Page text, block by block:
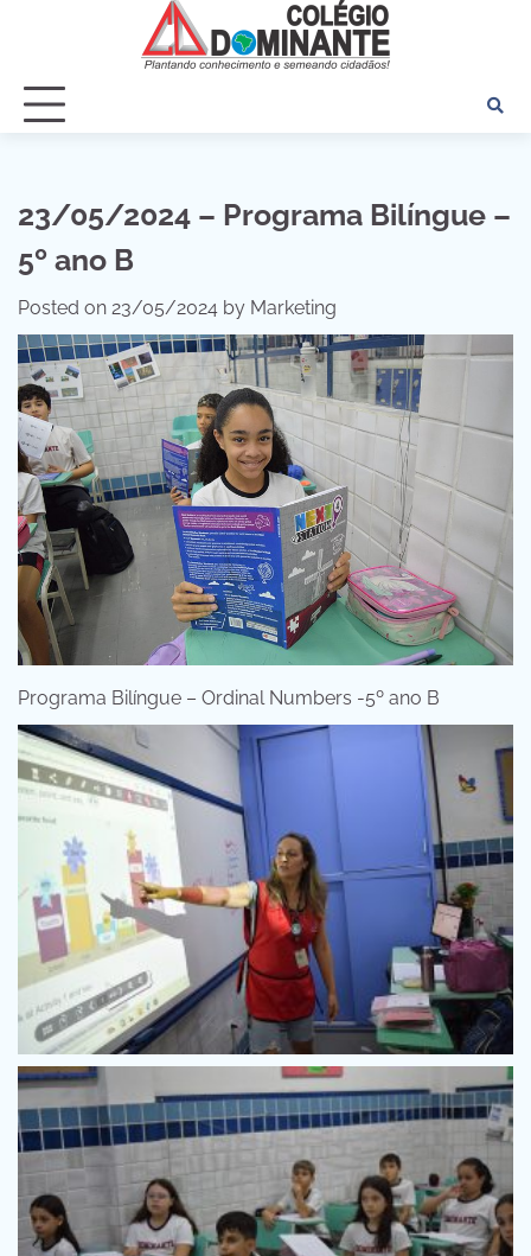
23/05/2024 – Programa Bilíngue –
5º ano B
Posted on 23/05/2024 by Marketing
Programa Bilíngue – Ordinal Numbers -5º ano B